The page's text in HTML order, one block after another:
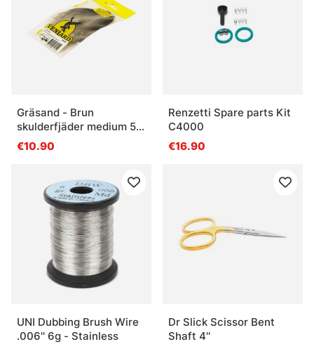
Gräsand - Brun
skulderfjäder medium 5
par
€10.90
Renzetti Spare parts Kit
C4000
€16.90
UNI Dubbing Brush Wire
.006'' 6g - Stainless
Dr Slick Scissor Bent
Shaft 4''